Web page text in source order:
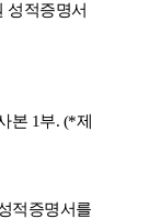
성적증명서
본 1부. (*제
적증명서를